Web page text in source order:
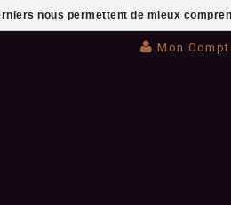
Mon
nous permettent de mieux